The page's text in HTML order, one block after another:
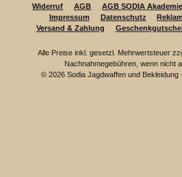
Widerruf AGB AGB SODIA Akademie
Impressum
Datenschutz
Versand & Zahlung
Alle Preise inkl. gesetzl. Mehrwertsteuer
Nachnahmegebühren, wenn nicht
© 2026 Sodia Jagdwaffen und Bekleidung